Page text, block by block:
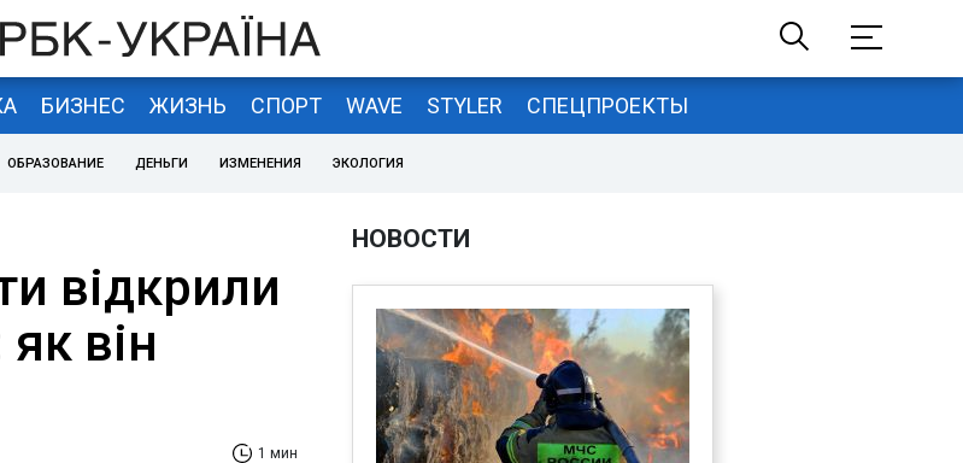
БИЗНЕС ЖИЗНЬ СПОРТ WAVE STYLER СПЕЦПРОЕКТЫ
ОБРАЗОВАНИЕ ДЕНЬГИ ИЗМЕНЕНИЯ ЭКОЛОГИЯ
відкрили
він
1 мин
НОВОСТИ